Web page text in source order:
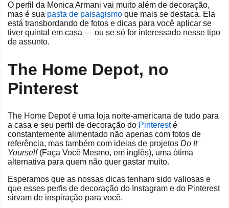
O perfil da Monica Armani vai muito além de decoração,
mas é sua pasta de paisagismo que mais se destaca. Ela
está transbordando de fotos e dicas para você aplicar se
tiver quintal em casa — ou se só for interessado nesse tipo
de assunto.
The Home Depot, no
Pinterest
The Home Depot é uma loja norte-americana de tudo para
a casa e seu perfil de decoração do Pinteresté
constantemente alimentado não apenas com fotos de
referência, mas também com ideias de projetos Do It
Yourself(Faça Você Mesmo, em inglês), uma ótima
alternativa para quem não quer gastar muito.
Esperamos que as nossas dicas tenham sido valiosas e
que esses perfis de decoração do Instagram e do Pinterest
sirvam de inspiração para você.